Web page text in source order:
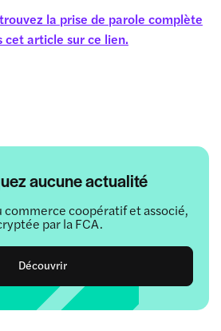
aucune actualité
coopératif et associé,
par la FCA.
Découvrir
la prise de parole complète
cet article sur ce lien.